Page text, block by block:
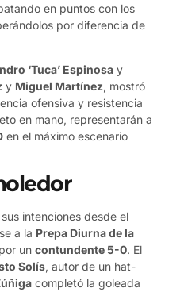
en puntos con los
por diferencia de
‘Tuca’ Espinosa y
y Miguel Martínez, mostró
ofensiva y resistencia
en mano, representarán a
en el máximo escenario
intenciones desde el
a la Prepa Diurna de la
un contundente 5-0. El
Solís, autor de un hat-
completó la goleada